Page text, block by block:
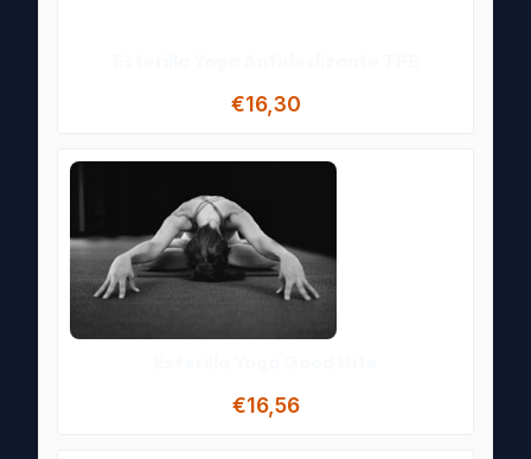
€16,30
€16,56